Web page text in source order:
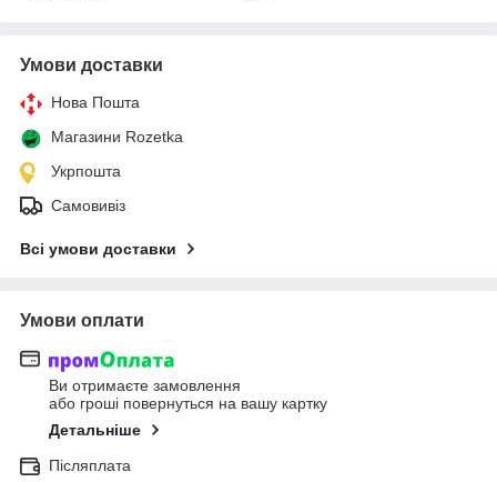
Умови доставки
Нова Пошта
Магазини Rozetka
Укрпошта
Самовивіз
Всі умови доставки
Умови оплати
Ви отримаєте замовлення
або гроші повернуться на вашу картку
Детальніше
Післяплата